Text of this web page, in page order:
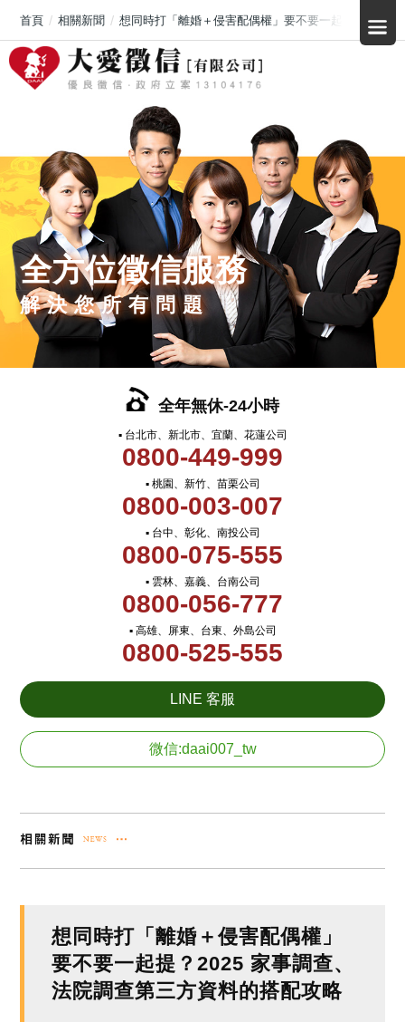
全方位徵信服務
解決您所有問題
全年無休-24小時
▪ 台北市、新北市、宜蘭、花蓮公司
0800-449-999
▪ 桃園、新竹、苗栗公司
0800-003-007
▪ 台中、彰化、南投公司
0800-075-555
▪ 雲林、嘉義、台南公司
0800-056-777
▪ 高雄、屏東、台東、外島公司
0800-525-555
LINE 客服
微信:daai007_tw
首頁 相關新聞 想同時打「離婚＋侵害配偶權」要不要一起提？2025
想同時打「離婚＋侵害配偶權」
要不要一起提？2025 家事調查、
法院調查第三方資料的搭配攻略